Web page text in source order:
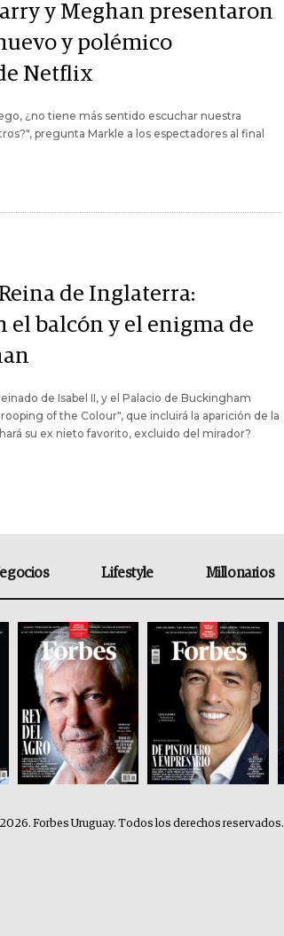
y Meghan presentaron
y polémico
Netflix
¿no tiene más sentido escuchar nuestra
pregunta Markle a los espectadores al final
de Inglaterra:
el balcón y el enigma de
de Isabel II, y el Palacio de Buckingham
of the Colour", que incluirá la aparición de la
su ex nieto favorito, excluido del mirador?
Lifestyle Millonarios
Forbes Uruguay. Todos los derechos reservados.